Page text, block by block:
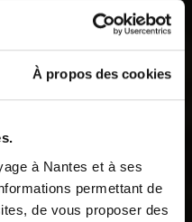
À propos des cookies
à Nantes et à ses
permettant de
de vous proposer des